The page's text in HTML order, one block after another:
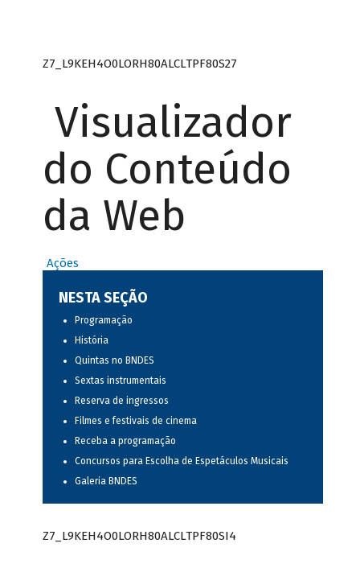
Z7_L9KEH4O0LORH80ALCLTPF80S27
Visualizador
do Conteúdo
da Web
Ações
NESTA SEÇÃO
Programação
História
Quintas no BNDES
Sextas instrumentais
Reserva de ingressos
Filmes e festivais de cinema
Receba a programação
Concursos para Escolha de Espetáculos Musicais
Galeria BNDES
Z7_L9KEH4O0LORH80ALCLTPF80SI4